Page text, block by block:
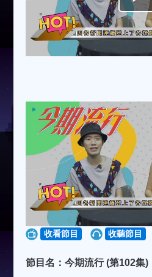
收看節目 收聽節目
節目名：今期流行 (第102集)